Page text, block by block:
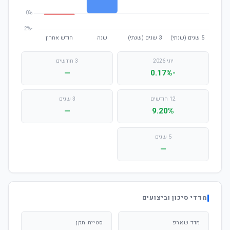
יוני 2026
-0.17%
3 חודשים
—
12 חודשים
9.20%
3 שנים
—
5 שנים
—
מדדי סיכון וביצועים
מדד שארפ סטיית תקן